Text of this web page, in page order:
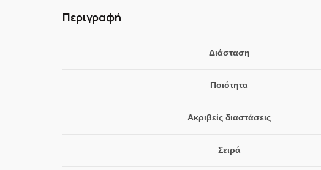
Περιγραφή
Διάσταση
Ποιότητα
Ακριβείς διαστάσεις
Σειρά